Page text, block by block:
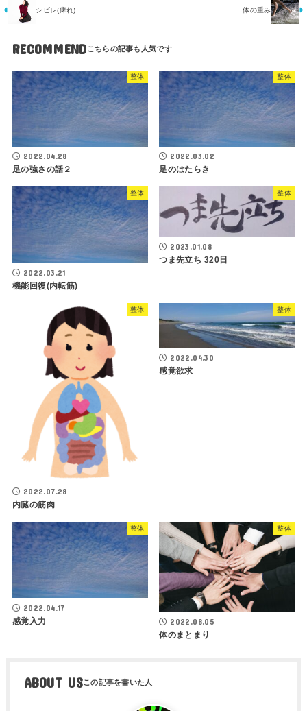
シビレ(痺れ) 体の重み
RECOMMEND
整体
2022.04.28
足の強さの話２
整体
2022.03.02
足のはたらき
整体
2022.03.21
機能回復(内転筋)
整体
2023.01.08
つま先立ち 320日
整体
2022.07.28
内臓の筋肉
整体
2022.04.30
感覚欲求
整体
2022.04.17
感覚入力
整体
2022.08.05
体のまとまり
ABOUT US